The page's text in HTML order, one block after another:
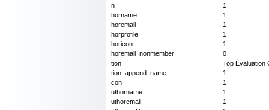
n
1
horname
1
horemail
1
horprofile
1
horicon
1
horemail_nonmember
0
tion
Top Évaluation
tion_append_name
1
con
1
uthorname
1
uthoremail
1